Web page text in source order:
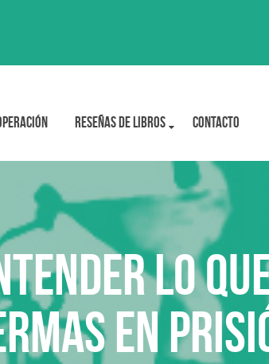
Reseñas de libros Contacto
lo
en